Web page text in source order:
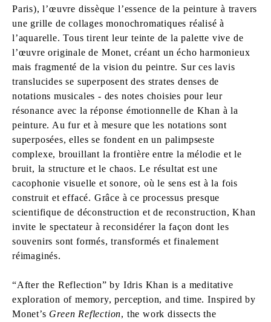
Paris), l’œuvre dissèque l’essence de la peinture à travers
une grille de collages monochromatiques réalisé à
l’aquarelle. Tous tirent leur teinte de la palette vive de
l’œuvre originale de Monet, créant un écho harmonieux
mais fragmenté de la vision du peintre. Sur ces lavis
translucides se superposent des strates denses de
notations musicales - des notes choisies pour leur
résonance avec la réponse émotionnelle de Khan à la
peinture. Au fur et à mesure que les notations sont
superposées, elles se fondent en un palimpseste
complexe, brouillant la frontière entre la mélodie et le
bruit, la structure et le chaos. Le résultat est une
cacophonie visuelle et sonore, où le sens est à la fois
construit et effacé. Grâce à ce processus presque
scientifique de déconstruction et de reconstruction, Khan
invite le spectateur à reconsidérer la façon dont les
souvenirs sont formés, transformés et finalement
réimaginés.
“After the Reflection” by Idris Khan is a meditative
exploration of memory, perception, and time. Inspired by
Monet’s Green Reflection, the work dissects the